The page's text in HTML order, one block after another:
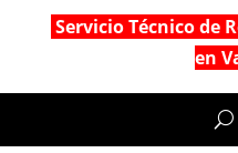
Servicio Técnico de
en